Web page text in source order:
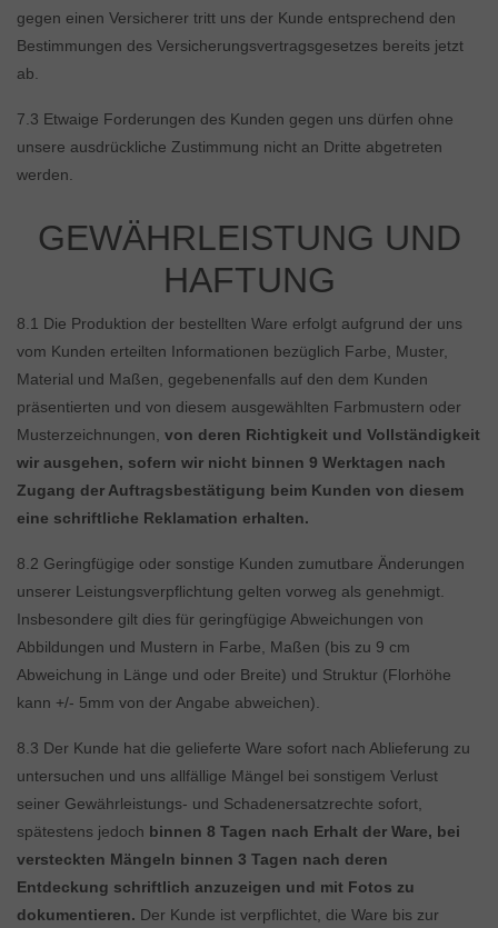
gegen einen Versicherer tritt uns der Kunde entsprechend den
Bestimmungen des Versicherungsvertragsgesetzes bereits jetzt
ab.
7.3 Etwaige Forderungen des Kunden gegen uns dürfen ohne
unsere ausdrückliche Zustimmung nicht an Dritte abgetreten
werden.
GEWÄHRLEISTUNG UND
HAFTUNG
8.1 Die Produktion der bestellten Ware erfolgt aufgrund der uns
vom Kunden erteilten Informationen bezüglich Farbe, Muster,
Material und Maßen, gegebenenfalls auf den dem Kunden
präsentierten und von diesem ausgewählten Farbmustern oder
Musterzeichnungen, von deren Richtigkeit und Vollständigkeit
wir ausgehen, sofern wir nicht binnen 9 Werktagen nach
Zugang der Auftragsbestätigung beim Kunden von diesem
eine schriftliche Reklamation erhalten.
8.2 Geringfügige oder sonstige Kunden zumutbare Änderungen
unserer Leistungsverpflichtung gelten vorweg als genehmigt.
Insbesondere gilt dies für geringfügige Abweichungen von
Abbildungen und Mustern in Farbe, Maßen (bis zu 9 cm
Abweichung in Länge und oder Breite) und Struktur (Florhöhe
kann +/- 5mm von der Angabe abweichen).
8.3 Der Kunde hat die gelieferte Ware sofort nach Ablieferung zu
untersuchen und uns allfällige Mängel bei sonstigem Verlust
seiner Gewährleistungs- und Schadenersatzrechte sofort,
spätestens jedoch binnen 8 Tagen nach Erhalt der Ware, bei
versteckten Mängeln binnen 3 Tagen nach deren
Entdeckung schriftlich anzuzeigen und mit Fotos zu
dokumentieren. Der Kunde ist verpflichtet, die Ware bis zur